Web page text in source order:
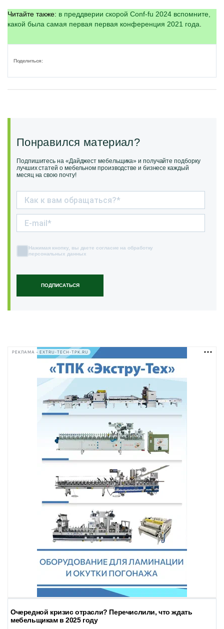
Читайте также: в преддверии скорой Conf-fu 2024 вспомните,
какой была самая первая первая конференция 2021 года
Поделиться:
Понравился материал?
Подпишитесь на «Дайджест мебельщика» и получайте подборку
лучших статей о мебельном производстве и бизнесе каждый
месяц на свою почту!
ПОДПИСАТЬСЯ
Нажимая кнопку, вы даете согласие на обработку
персональных данных
РЕКЛАМА • EXTRU-TECH-TPK.RU
Очередной кризис отрасли? Перечислили, что ждать
мебельщикам в 2025 году